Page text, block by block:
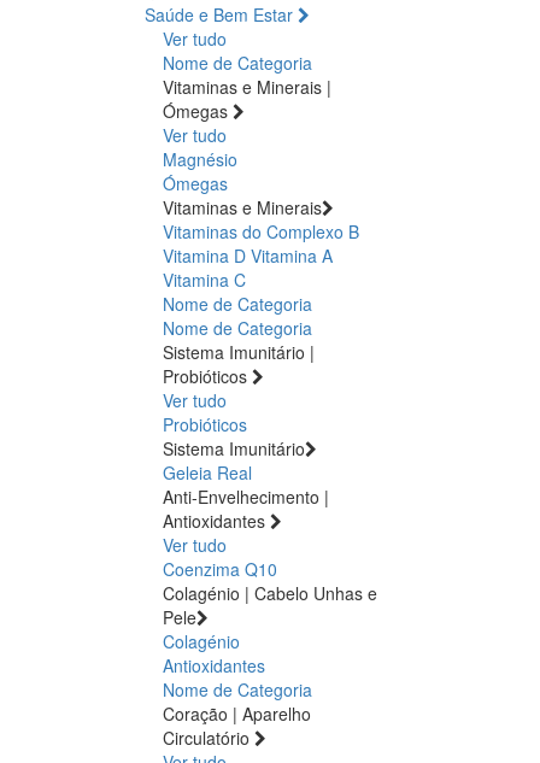
Saúde e Bem Estar
Ver tudo
Nome de Categoria
Vitaminas e Minerais |
Ómegas
Ver tudo
Magnésio
Ómegas
Vitaminas e Minerais
Vitaminas do Complexo B
Vitamina D Vitamina A
Vitamina C
Nome de Categoria
Nome de Categoria
Sistema Imunitário |
Probióticos
Ver tudo
Probióticos
Sistema Imunitário
Geleia Real
Anti-Envelhecimento |
Antioxidantes
Ver tudo
Coenzima Q10
Colagénio | Cabelo Unhas e
Pele
Colagénio
Antioxidantes
Nome de Categoria
Coração | Aparelho
Circulatório